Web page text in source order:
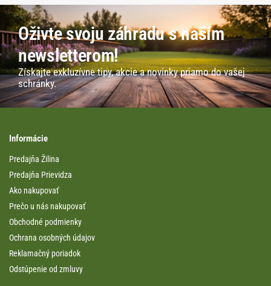
Oživte svoju záhradu s naším
newsletterom!
Získajte exkluzívne tipy, akcie a novinky priamo do vašej
schránky.
Informácie
Predajňa Žilina
Predajňa Prievidza
Ako nakupovať
Prečo u nás nakupovať
Obchodné podmienky
Ochrana osobných údajov
Reklamačný poriadok
Odstúpenie od zmluvy